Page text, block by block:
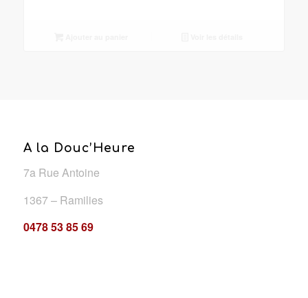
A la Douc’Heure
7a Rue Antoine
1367 – Ramilies
0478 53 85 69